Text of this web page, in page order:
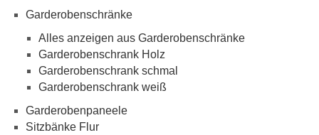
Garderobenschränke
Alles anzeigen aus Garderobenschränke
Garderobenschrank Holz
Garderobenschrank schmal
Garderobenschrank weiß
Garderobenpaneele
Sitzbänke Flur